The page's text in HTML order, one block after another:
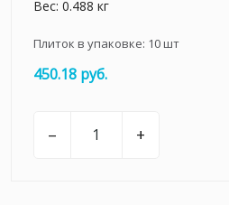
Вес: 0.488 кг
Плиток в упаковке: 10шт
450.18 руб.
– +